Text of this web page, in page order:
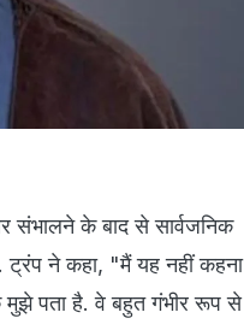
संभालने के बाद से सार्वजनिक
ट्रंप ने कहा, "मैं यह नहीं कहना
मुझे पता है. वे बहुत गंभीर रूप से